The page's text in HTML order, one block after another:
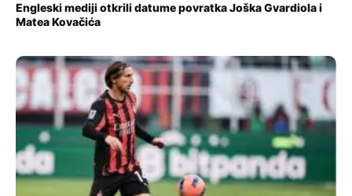
Engleski mediji otkrili datume povratka Joška Gvardiola i
Matea Kovačića